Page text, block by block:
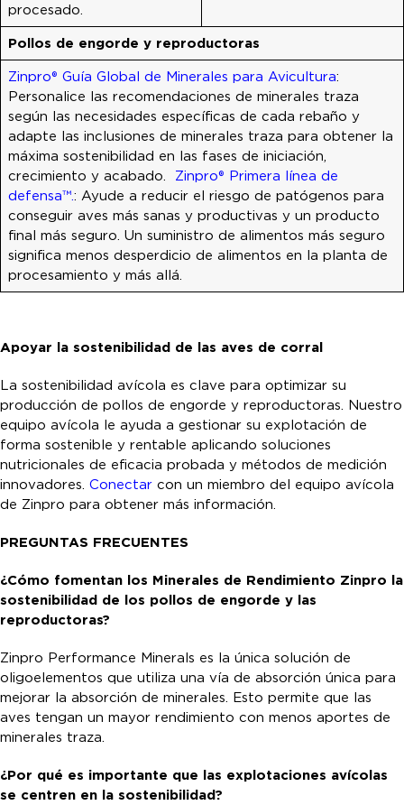
procesado.
Pollos de engorde y reproductoras
Zinpro® Guía Global de Minerales para Avicultura:
Personalice las recomendaciones de minerales traza
según las necesidades específicas de cada rebaño y
adapte las inclusiones de minerales traza para obtener la
máxima sostenibilidad en las fases de iniciación,
crecimiento y acabado. Zinpro® Primera línea de
defensa™.: Ayude a reducir el riesgo de patógenos para
conseguir aves más sanas y productivas y un producto
final más seguro. Un suministro de alimentos más seguro
significa menos desperdicio de alimentos en la planta de
procesamiento y más allá.
Apoyar la sostenibilidad de las aves de corral
La sostenibilidad avícola es clave para optimizar su
producción de pollos de engorde y reproductoras. Nuestro
equipo avícola le ayuda a gestionar su explotación de
forma sostenible y rentable aplicando soluciones
nutricionales de eficacia probada y métodos de medición
innovadores. Conectar con un miembro del equipo avícola
de Zinpro para obtener más información.
PREGUNTAS FRECUENTES
¿Cómo fomentan los Minerales de Rendimiento Zinpro la
sostenibilidad de los pollos de engorde y las
reproductoras?
Zinpro Performance Minerals es la única solución de
oligoelementos que utiliza una vía de absorción única para
mejorar la absorción de minerales. Esto permite que las
aves tengan un mayor rendimiento con menos aportes de
minerales traza.
¿Por qué es importante que las explotaciones avícolas
se centren en la sostenibilidad?